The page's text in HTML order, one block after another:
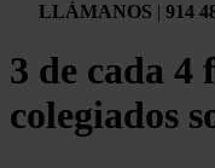
LLÁMANOS | 914
3 de cada 4
colegiados